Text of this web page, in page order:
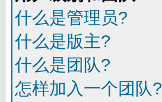
什么是管理员?
什么是版主?
什么是团队?
怎样加入一个团队?